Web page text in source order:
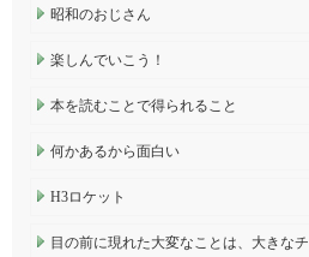
昭和のおじさん
楽しんでいこう！
本を読むことで得られること
何かあるから面白い
H3ロケット
目の前に現れた大変なことは、大きなチ